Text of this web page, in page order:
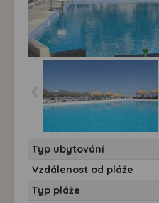
Port de Pollensa, hotel
Daina, bazén
Typ ubytování
Vzdálenost od pláže
Typ pláže